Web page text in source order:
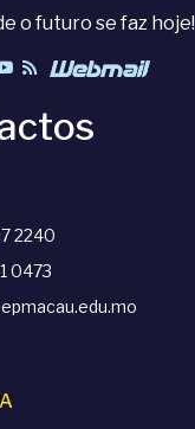
o futuro se faz hoje!
2240
0473